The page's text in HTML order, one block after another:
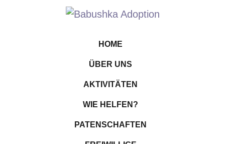
HOME
ÜBER UNS
AKTIVITÄTEN
WIE HELFEN?
PATENSCHAFTEN